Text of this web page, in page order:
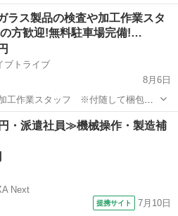
ベルトコンベアを流れる製品を加
とです。正しくはライン生産方式と
ま...
工場 ライン
ラス製品の検査や加工作業スタ
方歓迎!無料駐車場完備!…
ブトライブ
8月6日
工作業スタッフ ※付随して梱包や
もの(ガラス製品) 働く場所：工場
方が活躍中 勤務時間：8:30〜17:30
その他 スタッフ
・派遣社員≫機械操作・製造補
Next
提携サイト 7月10日